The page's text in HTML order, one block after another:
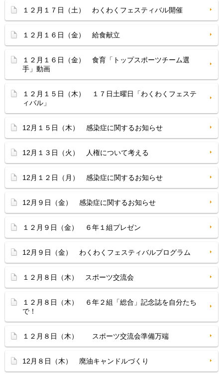
１２月１７日（土） わくわくフェスティバル開催
１２月１６日（金） 給食献立
１２月１６日（金） 食育「トップスポーツチーム選
手」動画
１２月１５日（木） １７日土曜日「わくわくフェステ
ィバル」
12月１５日（木） 感染症に関するお知らせ
12月１３日（火） 人権について考える
12月１２日（月） 感染症に関するお知らせ
12月９日（金） 感染症に関するお知らせ
１２月９日（金） ６年１組プレゼン
12月９日（金） わくわくフェスティバルプログラム
１２月８日（木） スポーツ交流会
１２月８日（木） ６年２組「総合」記念誌を自分たち
で！
１２月８日（木） スポーツ交流会準備万端
12月８日（木） 廃油キャンドルづくり